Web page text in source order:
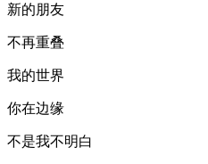
新的朋友
不再重叠
我的世界
你在边缘
不是我不明白